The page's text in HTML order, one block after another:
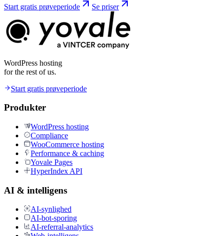
Start gratis prøveperiode Se priser
WordPress hosting
for the rest of us.
Start gratis prøveperiode
Produkter
WordPress hosting
Compliance
WooCommerce hosting
Performance & caching
Yovale Pages
HyperIndex API
AI & intelligens
AI-synlighed
AI-bot-sporing
AI-referral-analytics